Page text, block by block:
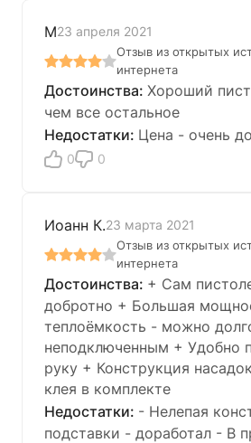
М23 апреля 2021
Отзыв из открытых
интернета
Хороший
чем все остальное
Цена - очень
0 0
Иоанн К.23 марта 2021
Отзыв из открытых
интернета
+ Сам
добротно + Большая
теплоёмкость - можно
неподключенным + Удобно
руку + Конструкция
клея в комплекте
- Нелепая
подставки - доработал - В